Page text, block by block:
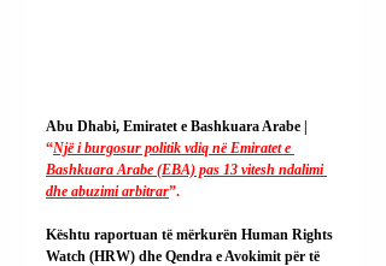
Abu Dhabi, Emiratet e Bashkuara Arabe |
“Një i burgosur politik vdiq në Emiratet e
Bashkuara Arabe (EBA) pas 13 vitesh ndalimi
dhe abuzimi arbitrar”.
Kështu raportuan të mërkurën Human Rights
Watch (HRW) dhe Qendra e Avokimit për të